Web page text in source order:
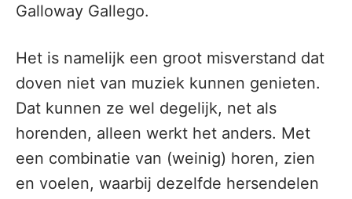
Galloway Gallego.
Het is namelijk een groot misverstand dat
doven niet van muziek kunnen genieten.
Dat kunnen ze wel degelijk, net als
horenden, alleen werkt het anders. Met
een combinatie van (weinig) horen, zien
en voelen, waarbij dezelfde hersendelen